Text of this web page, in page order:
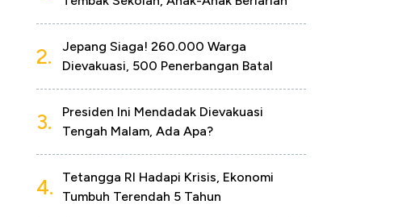
2.
Jepang Siaga! 260.000 Warga
Dievakuasi, 500 Penerbangan Batal
3.
Presiden Ini Mendadak Dievakuasi
Tengah Malam, Ada Apa?
4.
Tetangga RI Hadapi Krisis, Ekonomi
Tumbuh Terendah 5 Tahun